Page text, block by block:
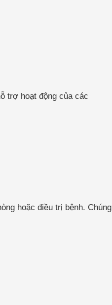
trợ hoạt động của các
hoặc điều trị bệnh. Chúng